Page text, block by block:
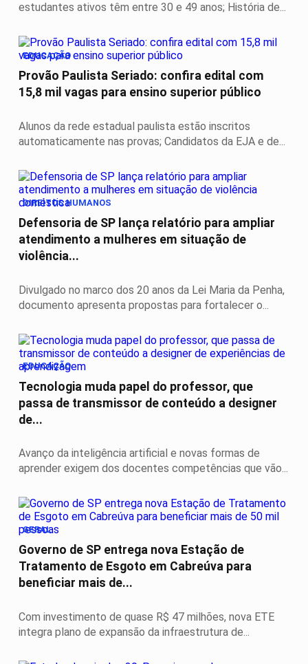
estudantes ativos têm entre 30 e 49 anos; História de...
EDUCAÇÃO
Provão Paulista Seriado: confira edital com
15,8 mil vagas para ensino superior público
Alunos da rede estadual paulista estão inscritos
automaticamente nas provas; Candidatos da EJA e de...
DIREITOS HUMANOS
Defensoria de SP lança relatório para ampliar
atendimento a mulheres em situação de
violência...
Divulgado no marco dos 20 anos da Lei Maria da Penha,
documento apresenta propostas para fortalecer o...
EDUCAÇÃO
Tecnologia muda papel do professor, que
passa de transmissor de conteúdo a designer
de...
Avanço da inteligência artificial e novas formas de
aprender exigem dos docentes competências que vão...
GERAL
Governo de SP entrega nova Estação de
Tratamento de Esgoto em Cabreúva para
beneficiar mais de...
Com investimento de quase R$ 47 milhões, nova ETE
integra plano de expansão da infraestrutura de...